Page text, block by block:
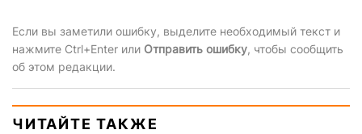
Если вы заметили ошибку, выделите необходимый текст и
нажмите Ctrl+Enter или Отправить ошибку, чтобы сообщить
об этом редакции.
ЧИТАЙТЕ ТАКЖЕ